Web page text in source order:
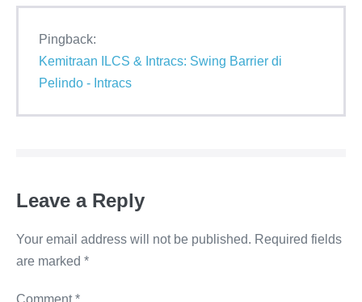
Pingback:
Kemitraan ILCS & Intracs: Swing Barrier di
Pelindo - Intracs
Leave a Reply
Your email address will not be published. Required fields
are marked *
Comment*